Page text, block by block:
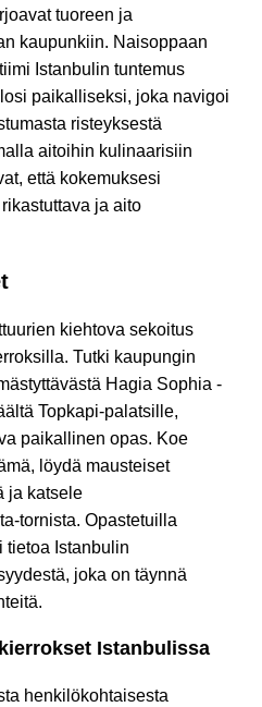
tuoreen ja
kaupunkiin. Naisoppaan
Istanbulin tuntemus
paikalliseksi, joka navigoi
risteyksestä
aitoihin kulinaarisiin
että kokemuksesi
ja aito
kiehtova sekoitus
Tutki kaupungin
Hagia Sophia -
Topkapi-palatsille,
paikallinen opas. Koe
löydä mausteiset
ja katsele
tornista. Opastetuilla
tietoa Istanbulin
joka on täynnä
Istanbulissa
henkilökohtaisesta